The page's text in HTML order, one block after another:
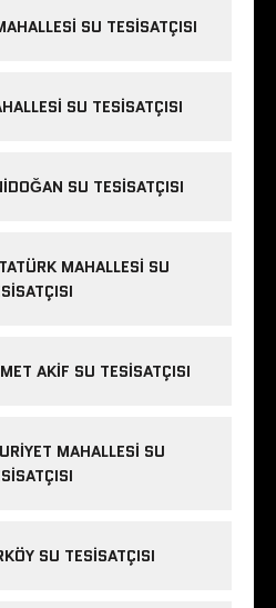
SU TESISATÇISI
SU TESISATÇISI
SU TESISATÇISI
MAHALLESI SU
AKIF SU TESISATÇISI
MAHALLESI SU
SU TESISATÇISI